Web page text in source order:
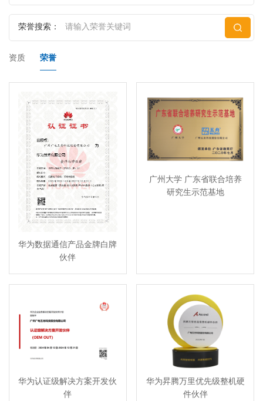
荣誉搜索：
资质 荣誉
华为数据通信产品金牌白牌
伙伴
广州大学 广东省联合培养
研究生示范基地
华为认证级解决方案开发伙
伴
华为昇腾万里优先级整机硬
件伙伴